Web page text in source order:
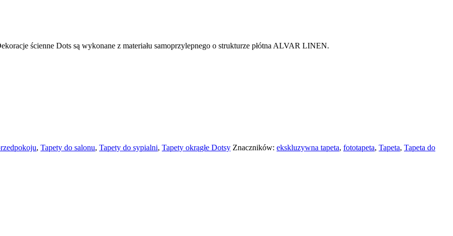
ścienne Dots są wykonane z materiału samoprzylepnego o strukturze płótna ALVAR LINEN.
, Tapety do salonu, Tapety do sypialni, Tapety okrągłe Dotsy Znaczników: ekskluzywna tapeta, fototapeta, Tapeta, Tapeta do